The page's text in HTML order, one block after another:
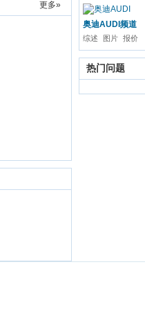
更多»
奥迪AUDI频道
综述 图片 报价
热门问题